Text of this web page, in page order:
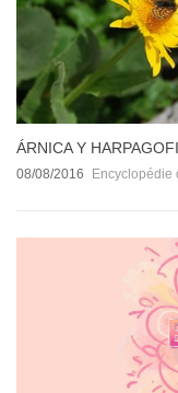
ÁRNICA Y
08/08/2016 Encyclopédie